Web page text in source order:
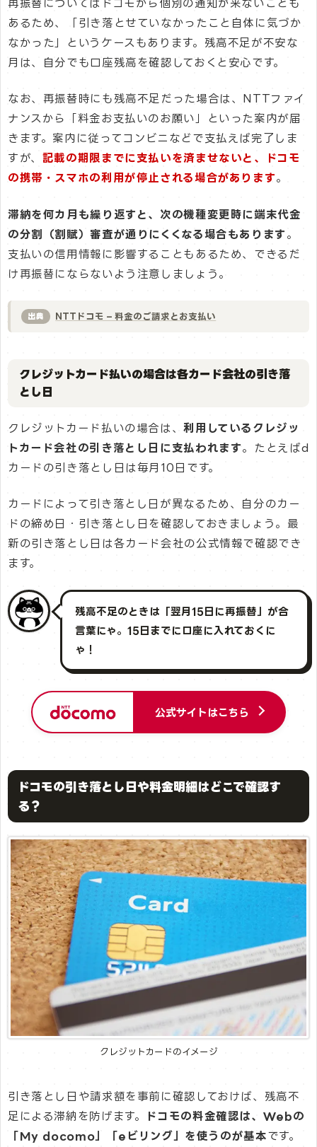
再振替についてはドコモから個別の通知が来ないことも
あるため、「引き落とせていなかったこと自体に気づか
なかった」というケースもあります。残高不足が不安な
月は、自分でも口座残高を確認しておくと安心です。
なお、再振替時にも残高不足だった場合は、NTTファイ
ナンスから「料金お支払いのお願い」といった案内が届
きます。案内に従ってコンビニなどで支払えば完了しま
すが、 記載の期限までに支払いを済ませないと、ドコモ
の携帯・スマホの利用が停止される場合があります。
滞納を何カ月も繰り返すと、次の機種変更時に端末代金
の分割（割賦）審査が通りにくくなる場合もあります 。
支払いの信用情報に影響することもあるため、できるだ
け再振替にならないよう注意しましょう。
出典 NTTドコモ – 料金のご請求とお支払い
クレジットカード払いの場合は各カード会社の引き落
とし日
クレジットカード払いの場合は、利用しているクレジッ
トカード会社の引き落とし日に支払われます。たとえばd
カードの引き落とし日は毎月10日です。
カードによって引き落とし日が異なるため、自分のカー
ドの締め日・引き落とし日を確認しておきましょう。最
新の引き落とし日は各カード会社の公式情報で確認でき
ます。
残高不足のときは「翌月15日に再振替」が合
言葉にゃ。15日までに口座に入れておくに
ゃ！
公式サイトはこちら
ドコモの引き落とし日や料金明細はどこで確認す
る？
クレジットカードのイメージ
引き落とし日や請求額を事前に確認しておけば、残高不
足による滞納を防げます。
ドコモの料金確認は、Webの
「My docomo」「eビリング」を使うのが基本です。